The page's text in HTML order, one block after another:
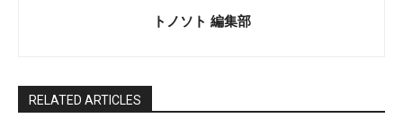
トノソト 編集部
RELATED ARTICLES